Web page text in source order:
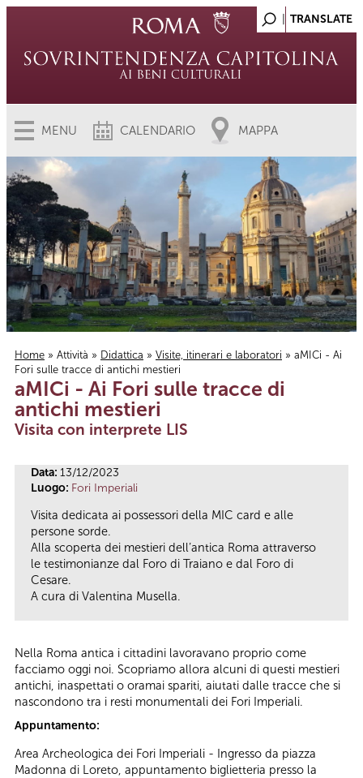
MENU CALENDARIO MAPPA
Tu sei qui
Home » Attività » Didattica » Visite, itinerari e laboratori » aMICi - Ai
Fori sulle tracce di antichi mestieri
aMICi - Ai Fori sulle tracce di
antichi mestieri
Visita con interprete LIS
Data: 13/12/2023
Luogo: Fori Imperiali
Visita dedicata ai possessori della MIC card e alle
persone sorde.
Alla scoperta dei mestieri dell’antica Roma attraverso
le testimonianze dal Foro di Traiano e dal Foro di
Cesare.
A cura di Valentina Musella.
Nella Roma antica i cittadini lavoravano proprio come
facciamo oggi noi. Scopriamo allora alcuni di questi mestieri
antichi, inaspettati o oramai spariti, aiutati dalle tracce che si
nascondono tra i resti monumentali dei Fori Imperiali.
Appuntamento:
Area Archeologica dei Fori Imperiali - Ingresso da piazza
Madonna di Loreto, appuntamento biglietteria presso la